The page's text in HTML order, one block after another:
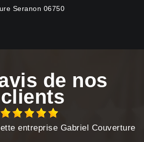
Seranon 06750
de nos
clients
entreprise Gabriel Couverture